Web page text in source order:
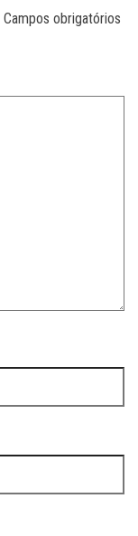
Campos obrigatórios